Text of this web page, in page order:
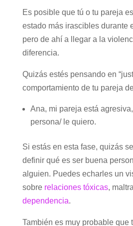
Es posible que tú o tu pareja
estado más irascibles durante
pero de ahí a llegar a la
diferencia.
Quizás estés pensando en
comportamiento de tu pareja
Ana, mi pareja está
persona/ le quiero.
Si estás en esta fase, quizás
definir qué es ser buena
alguien. Puedes echarles un
sobre relaciones tóxicas,
dependencia.
También es muy probable que